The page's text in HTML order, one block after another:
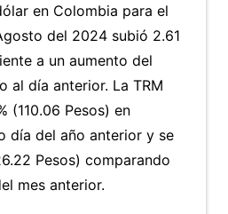
en Colombia para el
del 2024 subió 2.61
a un aumento del
al día anterior. La TRM
(110.06 Pesos) en
día del año anterior y se
Pesos) comparando
mes anterior.